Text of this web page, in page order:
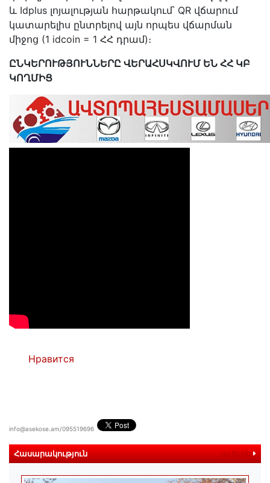
և Idplus լոյալության հարթակում՝ QR վճարում
կատարելիս ընտրելով այն որպես վճարման
միջոց (1 idcoin = 1 ՀՀ դրամ)։
ԸՆԿԵՐՈՒԹՅՈՒՆՆԵՐԸ ՎԵՐԱՀՍԿՎՈՒՄ ԵՆ ՀՀ ԿԲ
ԿՈՂՄԻՑ
Нравится
info@asekose.am/095519696
Հասարակություն ավելին